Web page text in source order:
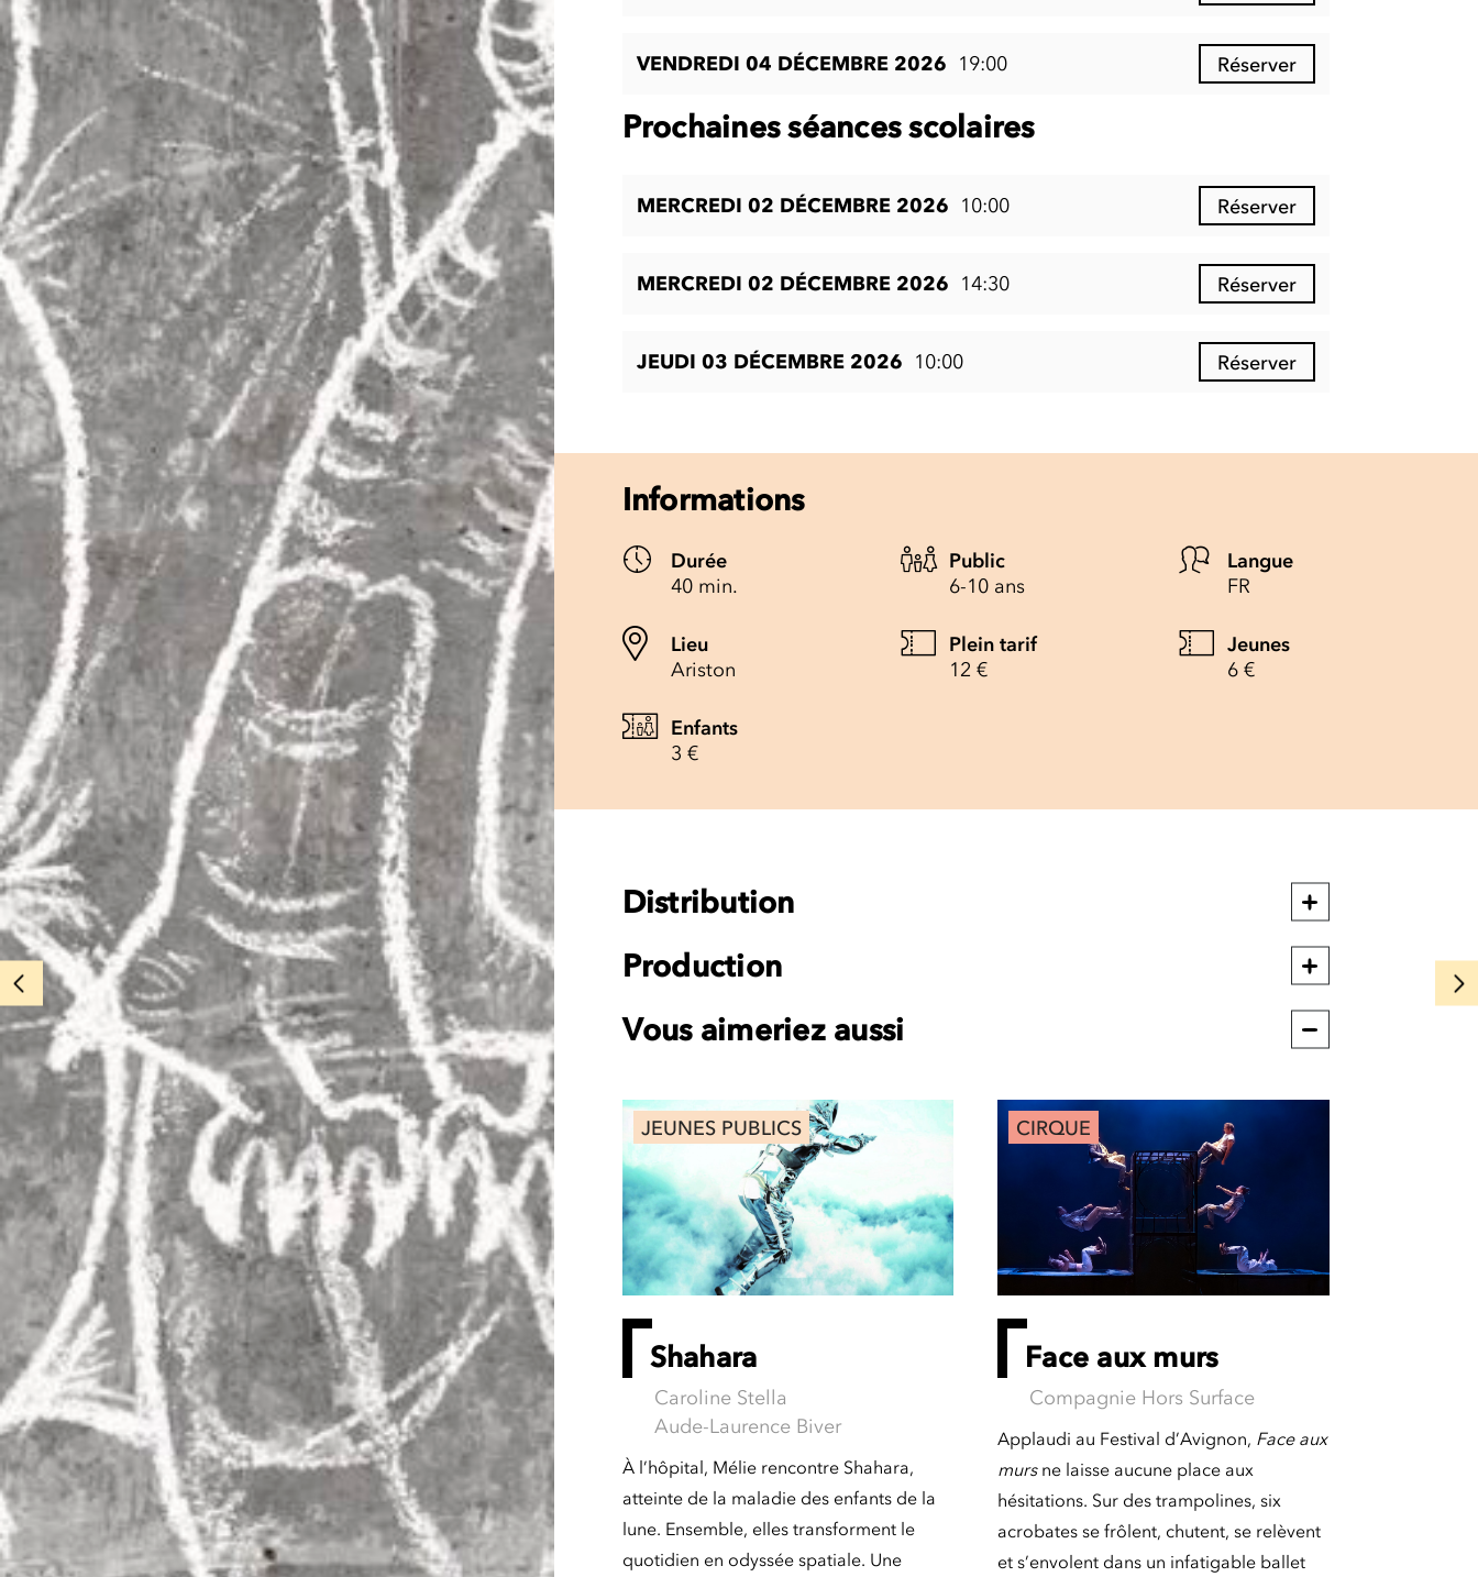
VENDREDI 04 DÉCEMBRE 2026 19:00 Réserver
Prochaines séances scolaires
MERCREDI 02 DÉCEMBRE 2026 10:00 Réserver
MERCREDI 02 DÉCEMBRE 2026 14:30 Réserver
JEUDI 03 DÉCEMBRE 2026 10:00 Réserver
Informations
Durée
40 min.
Public
6-10 ans
Langue
FR
Lieu
Ariston
Plein tarif
12 €
Jeunes
6 €
Enfants
3 €
Distribution
Production
Vous aimeriez aussi
JEUNES PUBLICS
Shahara
Caroline Stella
Aude-Laurence Biver
À l’hôpital, Mélie rencontre Shahara,
atteinte de la maladie des enfants de la
lune. Ensemble, elles transforment le
quotidien en odyssée spatiale. Une
CIRQUE
Face aux murs
Compagnie Hors Surface
Applaudi au Festival d’Avignon, Face aux
mursne laisse aucune place aux
hésitations. Sur des trampolines, six
acrobates se frôlent, chutent, se relèvent
et s’envolent dans un infatigable ballet